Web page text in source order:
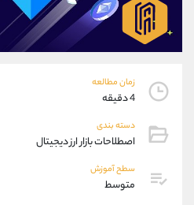
زمان مطالعه
4 دقیقه
دسته بندی
اصطلاحات بازار ارز دیجیتال
سطح آموزش
متوسط
واتساپ
تلگرام
پشتیبان فروش
موبایل